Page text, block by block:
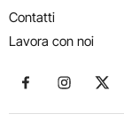
Contatti
Lavora con noi
Seguici su
Seguici